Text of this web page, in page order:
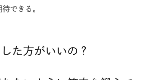
できる。
た方がいいの？